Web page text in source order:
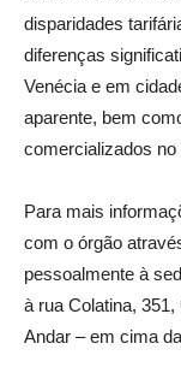
disparidades
diferenças
Venécia e em
aparente, bem
comercializados no
Para mais
com o órgão
pessoalmente à
à rua Colatina,
Andar – em cima